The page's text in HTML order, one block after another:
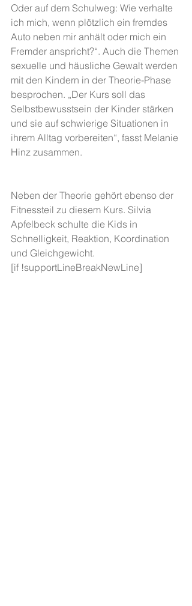
Oder auf dem Schulweg: Wie verhalte
ich mich, wenn plötzlich ein fremdes
Auto neben mir anhält oder mich ein
Fremder anspricht?“. Auch die Themen
sexuelle und häusliche Gewalt werden
mit den Kindern in der Theorie-Phase
besprochen. „Der Kurs soll das
Selbstbewusstsein der Kinder stärken
und sie auf schwierige Situationen in
ihrem Alltag vorbereiten“, fasst Melanie
Hinz zusammen.
Neben der Theorie gehört ebenso der
Fitnessteil zu diesem Kurs. Silvia
Apfelbeck schulte die Kids in
Schnelligkeit, Reaktion, Koordination
und Gleichgewicht.
[if !supportLineBreakNewLine]